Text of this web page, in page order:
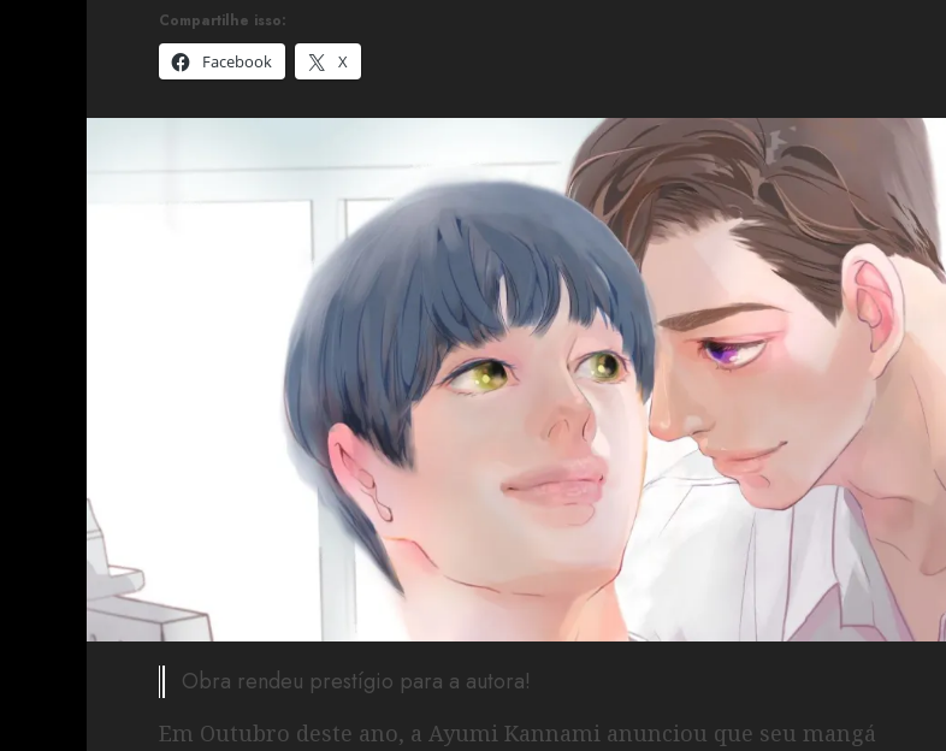
Compartilhe isso:
Facebook
X
Obra rendeu prestígio para a autora!
Em Outubro deste ano, a Ayumi Kannami anunciou que seu mangá